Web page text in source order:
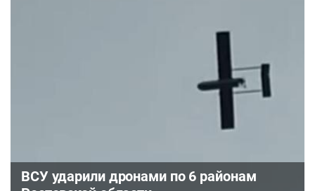
ВСУ ударили дронами по 6 районам